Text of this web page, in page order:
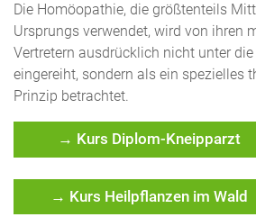
Die Homöopathie, die größtenteils
Ursprungs verwendet, wird von ihren
Vertretern ausdrücklich nicht unter
eingereiht, sondern als ein spezielles
Prinzip betrachtet.
→ Kurs Diplom-Kneipparzt
→ Kurs Heilpflanzen im Wald